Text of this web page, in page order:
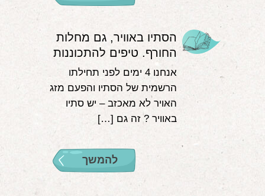
הסתיו באוויר, גם מחלות
החורף. טיפים להתכוננות
אנחנו 4 ימים לפני תחילתו
הרשמית של הסתיו והפעם מזג
האויר לא מאכזב – יש סתיו
באוויר ? זה גם […]
להמשך